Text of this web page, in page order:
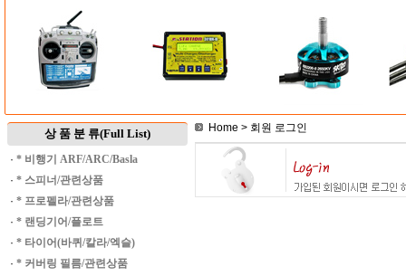
상 품 분 류(Full List)
· * 비행기 ARF/ARC/Basla
· * 스피너/관련상품
· * 프로펠라/관련상품
· * 랜딩기어/플로트
· * 타이어(바퀴/칼라/엑슬)
· * 커버링 필름/관련상품
Home > 회원 로그인